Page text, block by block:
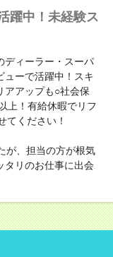
躍中！未経験ス
ディーラー・スーパ
ューで活躍中！スキ
アアップも○社会保
上！有給休暇でリフ
てください！
が、担当の方が根気
タリのお仕事に出会